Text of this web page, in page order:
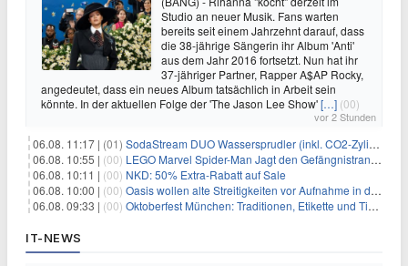
Studio an neuer Musik. Fans warten
bereits seit einem Jahrzehnt darauf, dass
die 38-jährige Sängerin ihr Album 'Anti'
aus dem Jahr 2016 fortsetzt. Nun hat ihr
37-jähriger Partner, Rapper A$AP Rocky,
angedeutet, dass ein neues Album tatsächlich in Arbeit sein
könnte. In der aktuellen Folge der 'The Jason Lee Show'[…] (00)
vor 2 Stunden
06.08. 11:17 | (01) SodaStream DUO Wassersprudler (inkl. CO2-Zylinder) für 94€
06.08. 10:55 | (00) LEGO Marvel Spider-Man Jagt den Gefängnistransporter (76349) für 32,99€
06.08. 10:11 | (00) NKD: 50% Extra-Rabatt auf Sale
06.08. 10:00 | (00) Oasis wollen alte Streitigkeiten vor Aufnahme in die Rock and Roll Hall of Fame begraben
06.08. 09:33 | (00) Oktoberfest München: Traditionen, Etikette und Tipps für Gäste aus dem In- und Ausland
IT-NEWS